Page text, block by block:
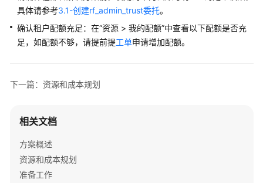
别-
网
络
解
决
案
AR
现
场
具体请参考3.1-创建rf_admin_trust委托。
确认租户配额充足：在“资源 > 我的配额”中查看以下配额是否充
足，如配额不够，请提前提工单申请增加配额。
下一篇：资源和成本规划
相关文档
方案概述
资源和成本规划
准备工作